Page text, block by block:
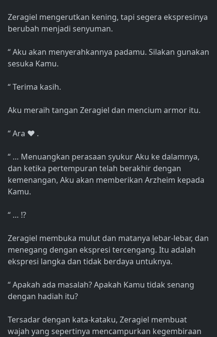
Zeragiel mengerutkan kening, tapi segera ekspresinya
berubah menjadi senyuman.
“ Aku akan menyerahkannya padamu. Silakan gunakan
sesuka Kamu.
“ Terima kasih.
Aku meraih tangan Zeragiel dan mencium armor itu.
“ Ara ❤ .
“ … Menuangkan perasaan syukur Aku ke dalamnya,
dan ketika pertempuran telah berakhir dengan
kemenangan, Aku akan memberikan Arzheim kepada
Kamu.
“ … !?
Zeragiel membuka mulut dan matanya lebar-lebar, dan
menegang dengan ekspresi tercengang. Itu adalah
ekspresi langka dan tidak berdaya untuknya.
“ Apakah ada masalah? Apakah Kamu tidak senang
dengan hadiah itu?
Tersadar dengan kata-kataku, Zeragiel membuat
wajah yang sepertinya mencampurkan kegembiraan